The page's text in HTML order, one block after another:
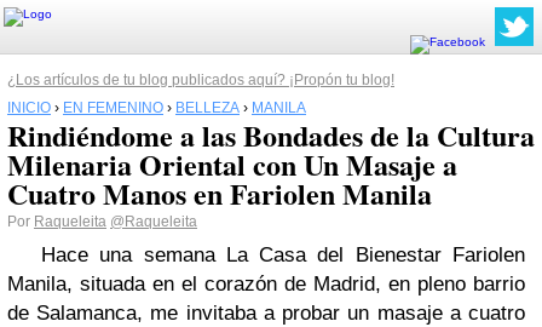
¿Los artículos de tu blog publicados aquí? ¡Propón tu blog!
INICIO › EN FEMENINO › BELLEZA › MANILA
Rindiéndome a las Bondades de la Cultura
Milenaria Oriental con Un Masaje a
Cuatro Manos en Fariolen Manila
Por Raqueleita @Raqueleita
Hace una semana La Casa del Bienestar Fariolen
Manila, situada en el corazón de Madrid, en pleno barrio
de Salamanca, me invitaba a probar un masaje a cuatro